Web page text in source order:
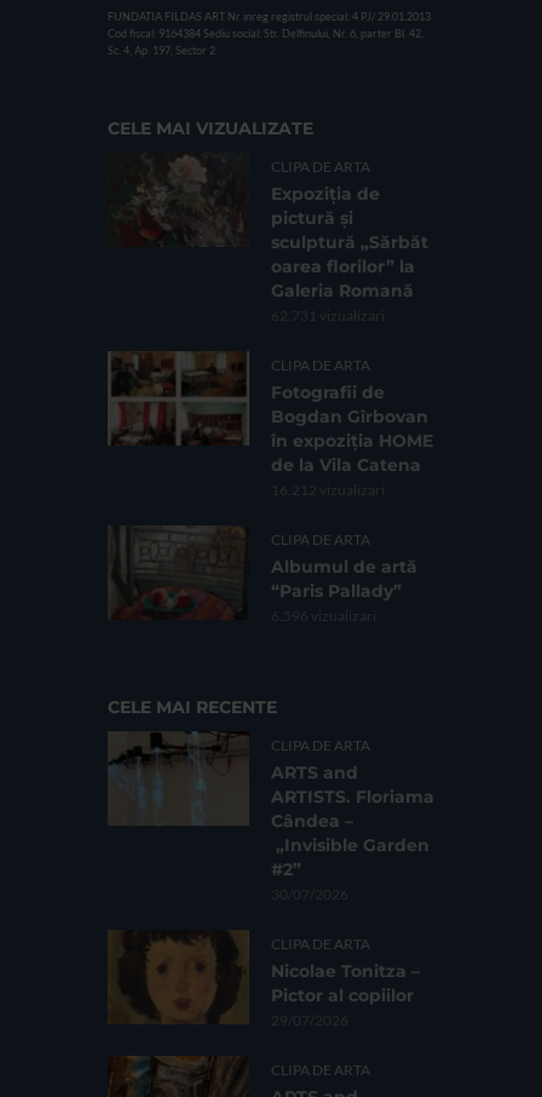
FUNDATIA FILDAS ART Nr inreg registrul special: 4 PJ/ 29.01.2013
Cod fiscal: 9164384 Sediu social: Str. Delfinului, Nr. 6, parter Bl. 42,
Sc. 4, Ap. 197, Sector 2
CELE MAI VIZUALIZATE
CLIPA DE ARTA
Expoziția de
pictură și
sculptură „Sărbăt
oarea florilor” la
Galeria Romană
62.731 vizualizari
CLIPA DE ARTA
Fotografii de
Bogdan Gîrbovan
în expoziția HOME
de la Vila Catena
16.212 vizualizari
CLIPA DE ARTA
Albumul de artă
“Paris Pallady”
6.596 vizualizari
CELE MAI RECENTE
CLIPA DE ARTA
ARTS and
ARTISTS. Floriama
Cândea –
„Invisible Garden
#2”
30/07/2026
CLIPA DE ARTA
Nicolae Tonitza –
Pictor al copiilor
29/07/2026
CLIPA DE ARTA